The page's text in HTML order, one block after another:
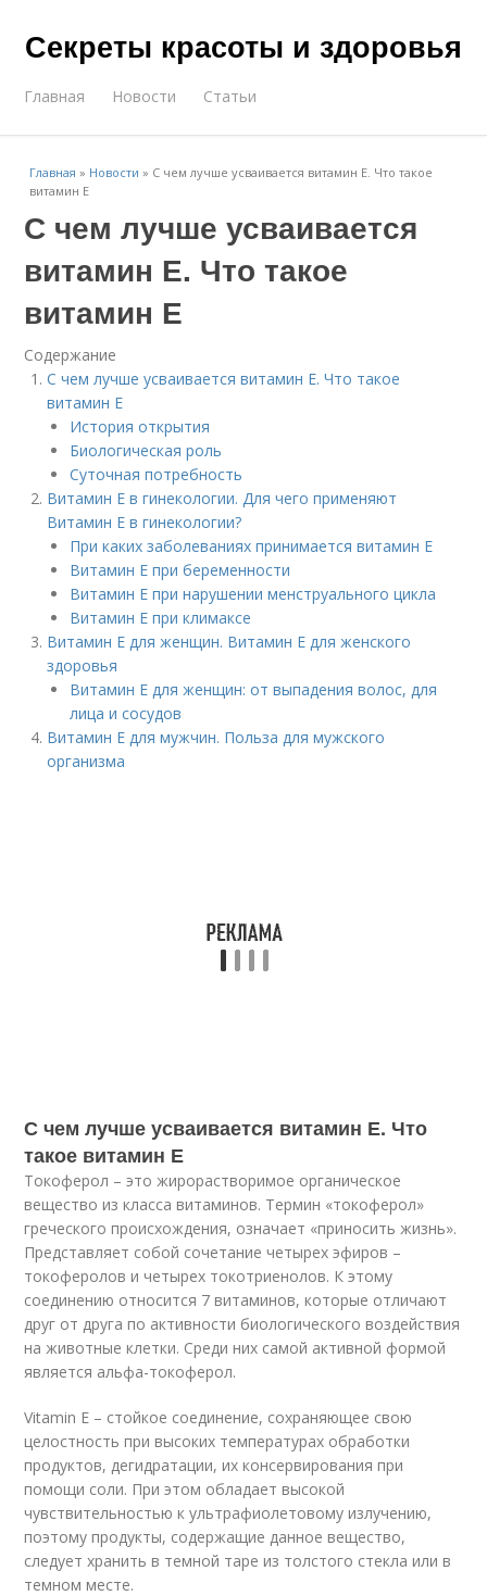
Секреты красоты и здоровья
Главная Новости Статьи
Главная » Новости » С чем лучше усваивается витамин Е. Что такое
витамин Е
С чем лучше усваивается
витамин Е. Что такое
витамин Е
Содержание
С чем лучше усваивается витамин Е. Что такое
витамин Е
История открытия
Биологическая роль
Суточная потребность
Витамин Е в гинекологии. Для чего применяют
Витамин Е в гинекологии?
При каких заболеваниях принимается витамин Е
Витамин Е при беременности
Витамин Е при нарушении менструального цикла
Витамин Е при климаксе
Витамин Е для женщин. Витамин Е для женского
здоровья
Витамин Е для женщин: от выпадения волос, для
лица и сосудов
Витамин Е для мужчин. Польза для мужского
организма
С чем лучше усваивается витамин Е. Что
такое витамин Е
Токоферол – это жирорастворимое органическое
вещество из класса витаминов. Термин «токоферол»
греческого происхождения, означает «приносить жизнь».
Представляет собой сочетание четырех эфиров –
токоферолов и четырех токотриенолов. К этому
соединению относится 7 витаминов, которые отличают
друг от друга по активности биологического воздействия
на животные клетки. Среди них самой активной формой
является альфа-токоферол.
Vitamin E – стойкое соединение, сохраняющее свою
целостность при высоких температурах обработки
продуктов, дегидратации, их консервирования при
помощи соли. При этом обладает высокой
чувствительностью к ультрафиолетовому излучению,
поэтому продукты, содержащие данное вещество,
следует хранить в темной таре из толстого стекла или в
темном месте.